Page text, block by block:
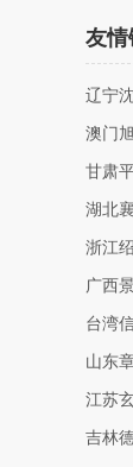
友情
辽宁
澳门
甘肃
湖北
浙江
广西
台湾
山东
江苏
吉林